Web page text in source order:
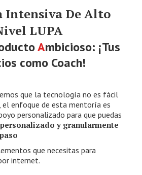
Intensiva De Alto
LUPA
Ambicioso: ¡Tus
como Coach!
y granularmente
que la tecnología no es fácil
el enfoque de esta mentoría es
personalizado para que puedas
que necesitas para
internet.